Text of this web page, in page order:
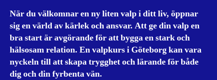
När du välkomnar en ny liten valp i ditt liv, öppnar
sig en värld av kärlek och ansvar. Att ge din valp en
bra start är avgörande för att bygga en stark och
hälsosam relation. En valpkurs i Göteborg kan vara
nyckeln till att skapa trygghet och lärande för både
dig och din fyrbenta vän.